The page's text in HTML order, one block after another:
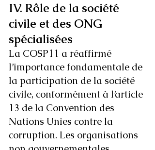
IV. Rôle de la société
civile et des ONG
spécialisées
La COSP11 a réaffirmé
l’importance fondamentale de
la participation de la société
civile, conformément à l’article
13 de la Convention des
Nations Unies contre la
corruption. Les organisations